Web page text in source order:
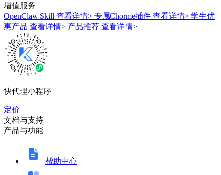
增值服务
OpenClaw Skill 查看详情> 专属Chorme插件 查看详情> 学生优
惠产品 查看详情> 产品推荐 查看详情>
快代理小程序
定价
文档与支持
产品与功能
帮助中心